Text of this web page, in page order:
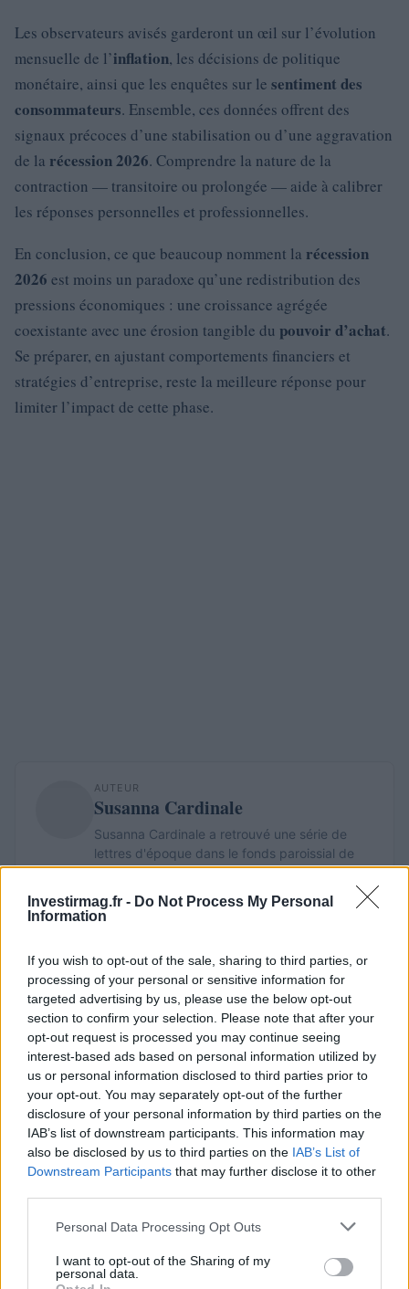
Investirmag.fr - Do Not Process My Personal
Information
If you wish to opt-out of the sale, sharing to third parties, or
processing of your personal or sensitive information for
targeted advertising by us, please use the below opt-out
section to confirm your selection. Please note that after your
opt-out request is processed you may continue seeing
interest-based ads based on personal information utilized by
us or personal information disclosed to third parties prior to
your opt-out. You may separately opt-out of the further
disclosure of your personal information by third parties on the
IAB’s list of downstream participants. This information may
also be disclosed by us to third parties on the IAB’s List of
Downstream Participants that may further disclose it to other
Please note that this website/app uses one or more Google
not limited to your visit or usage behaviour. You may click to
grant or deny consent to Google and its third-party tags to
Personal Data Processing Opt Outs
I want to opt-out of the Sharing of my
personal data.
Les observateurs avisés garderont un œil sur l’évolution
mensuelle de l’inflation, les décisions de politique
monétaire, ainsi que les enquêtes sur le sentiment des
consommateurs. Ensemble, ces données offrent des
signaux précoces d’une stabilisation ou d’une aggravation
de la récession 2026. Comprendre la nature de la
contraction — transitoire ou prolongée — aide à calibrer
les réponses personnelles et professionnelles.
En conclusion, ce que beaucoup nomment la récession
2026 est moins un paradoxe qu’une redistribution des
pressions économiques : une croissance agrégée
coexistante avec une érosion tangible du pouvoir d’achat.
Se préparer, en ajustant comportements financiers et
stratégies d’entreprise, reste la meilleure réponse pour
limiter l’impact de cette phase.
AUTEUR
Susanna Cardinale
Susanna Cardinale a retrouvé une série de
lettres d'époque dans le fonds paroissial de
Vérone, source d'un approfondissement sur la
mémoire de la ville ; collaboratrice historique
qui rédige des dossiers et des guides
librairies de Vérone.